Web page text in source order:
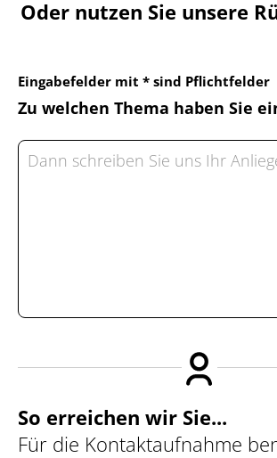
Oder nutzen Sie unsere
Eingabefelder mit * sind Pflichtfelder
Zu welchen Thema haben Sie
So erreichen wir Sie...
Für die Kontaktaufnahme